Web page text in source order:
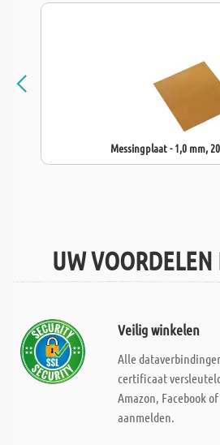
Messingplaat - 1,0 mm,
UW
Veilig winkelen
Alle
certificaat
Amazon, Facebook
aanmelden.